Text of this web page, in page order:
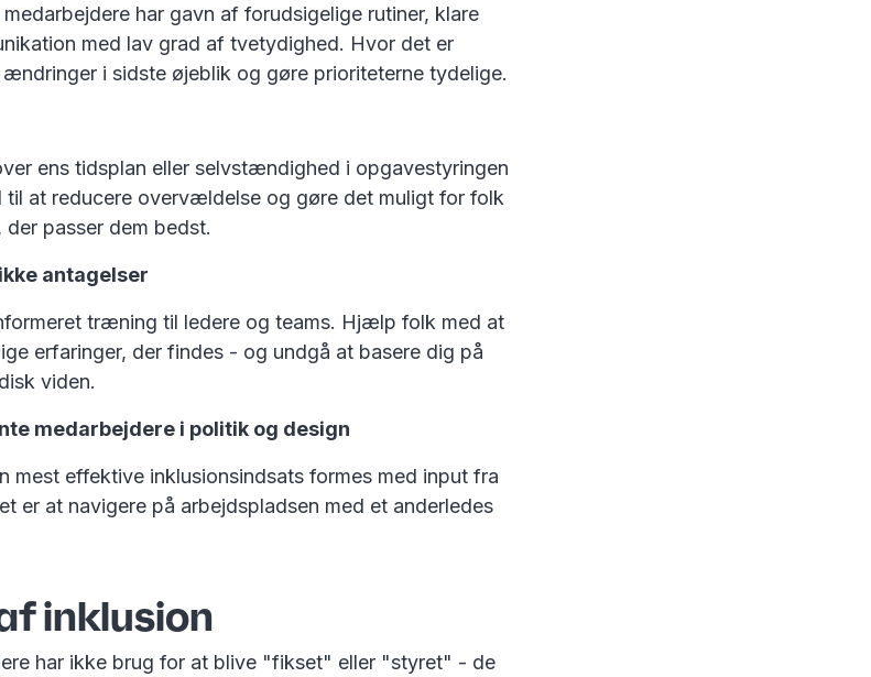
har gavn af forudsigelige rutiner, klare
med lav grad af tvetydighed. Hvor det er
i sidste øjeblik og gøre prioriteterne tydelige.
ens tidsplan eller selvstændighed i opgavestyringen
at reducere overvældelse og gøre det muligt for folk
passer dem bedst.
antagelser
træning til ledere og teams. Hjælp folk med at
erfaringer, der findes - og undgå at basere dig på
viden.
medarbejdere i politik og design
mest effektive inklusionsindsats formes med input fra
er at navigere på arbejdspladsen med et anderledes
inklusion
har ikke brug for at blive "fikset" eller "styret" - de